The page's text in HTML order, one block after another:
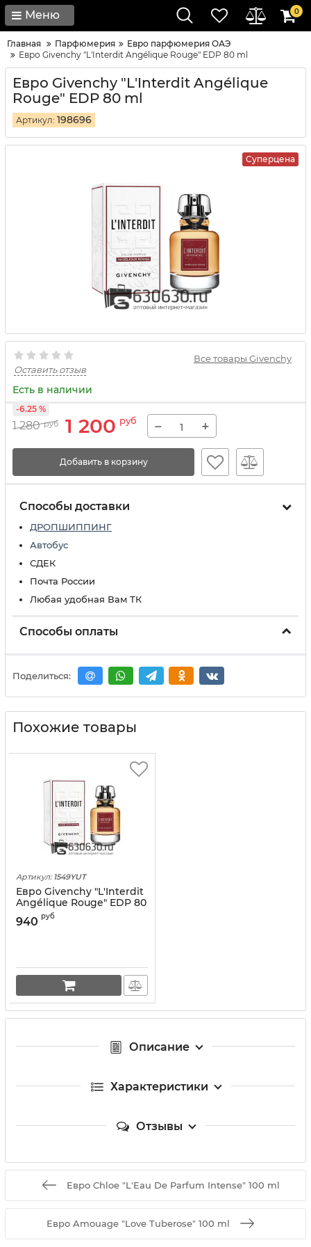
Меню 0
Главная Парфюмерия
Евро парфюмерия ОАЭ
Евро Givenchy "L'Interdit Angélique Rouge" EDP 80 ml
Евро Givenchy "L'Interdit Angélique
Rouge" EDP 80 ml
Артикул: 198696
Суперцена
Все товары Givenchy
Оставить отзыв
Есть в наличии
1 280 руб 1 200 руб
-6.25 %
− +
Добавить в корзину
Способы доставки
ДРОПШИППИНГ
Автобус
СДЕК
Почта России
Любая удобная Вам ТК
Способы оплаты
Поделиться:
Похожие товары
Артикул: 1549YUT
Евро Givenchy "L'Interdit
Angélique Rouge" EDP 80
ml оптом
940 руб
Описание
Характеристики
Отзывы
Евро Chloe "L'Eau De Parfum Intense" 100 ml
Евро Amouage "Love Tuberose" 100 ml